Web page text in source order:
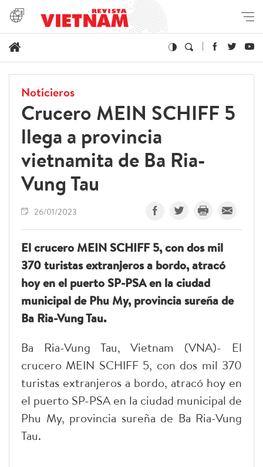
Noticieros
Crucero MEIN SCHIFF 5
llega a provincia
vietnamita de Ba Ria-
Vung Tau
26/01/2023
El crucero MEIN SCHIFF 5, con dos mil
370 turistas extranjeros a bordo, atracó
hoy en el puerto SP-PSA en la ciudad
municipal de Phu My, provincia sureña de
Ba Ria-Vung Tau.
Ba Ria-Vung Tau, Vietnam (VNA)- El
crucero MEIN SCHIFF 5, con dos mil 370
turistas extranjeros a bordo, atracó hoy en
el puerto SP-PSA en la ciudad municipal de
Phu My, provincia sureña de Ba Ria-Vung
Tau.